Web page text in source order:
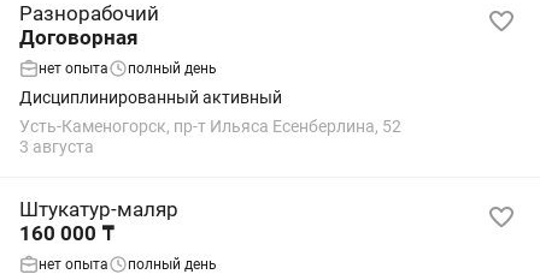
Разнорабочий
Договорная
нет опыта полный день
Дисциплинированный активный
Усть-Каменогорск, пр-т Ильяса Есенберлина, 52
3 августа
Штукатур-маляр
160 000 ₸
нет опыта полный день